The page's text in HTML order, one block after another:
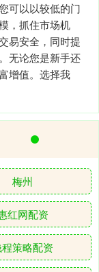
可以以较低的门
，抓住市场机
易安全，同时提
无论您是新手还
增值。选择我
梅州
红网配资
策略配资